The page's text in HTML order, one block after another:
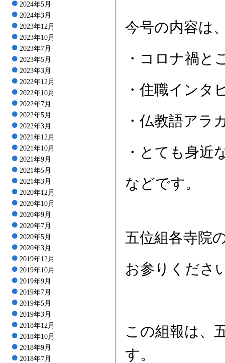
2024年5月
2024年3月
2023年12月
2023年10月
2023年7月
2023年5月
2023年3月
2022年12月
2022年10月
2022年7月
2022年5月
2022年3月
2021年12月
2021年10月
2021年9月
2021年5月
2021年3月
2020年12月
2020年10月
2020年9月
2020年7月
2020年5月
2020年3月
2019年12月
2019年10月
2019年9月
2019年7月
2019年5月
2019年3月
2018年12月
2018年10月
2018年9月
2018年7月
今号の内容は
・コロナ禍と
・住職イン
・仏教語アラ
・とても身近
などです。
五位組各寺院
お参りくださ
この組報は、
す。